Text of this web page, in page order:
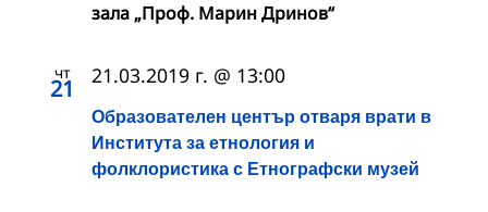
зала „Проф. Марин Дринов“
чт
21
Образователен център отваря врати в
Института за етнология и
фолклористика с Етнографски музей
21.03.2019 г. @ 13:00